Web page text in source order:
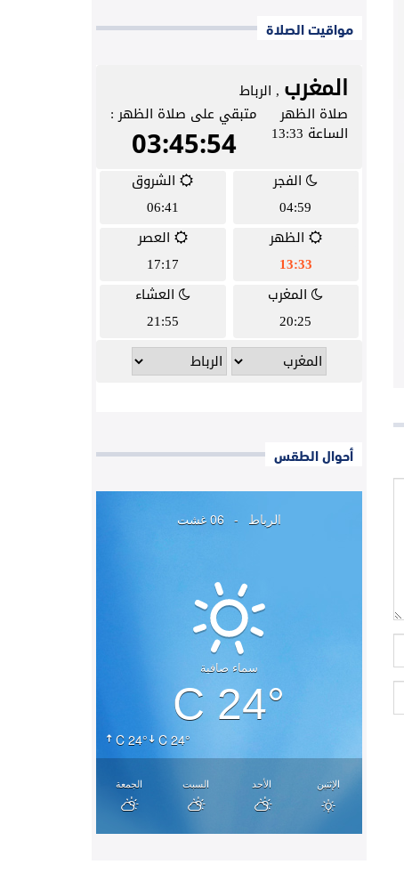
مواقيت الصلاة
أحوال الطقس
الرباط - 06 غشت
24° C 24° C
سماء صافية
24° C
الجمعة السبت الأحد الإثنين